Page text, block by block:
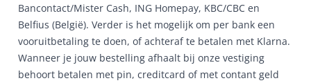
Bancontact/Mister Cash, ING Homepay, KBC/CBC en
Belfius (België). Verder is het mogelijk om per bank een
vooruitbetaling te doen, of achteraf te betalen met Klarna.
Wanneer je jouw bestelling afhaalt bij onze vestiging
behoort betalen met pin, creditcard of met contant geld